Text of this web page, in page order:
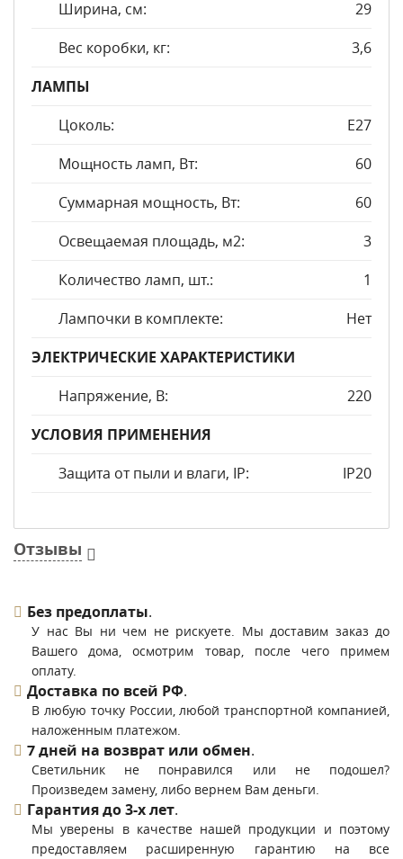
Ширина, см:
29
Вес коробки, кг:
3,6
ЛАМПЫ
Цоколь:
E27
Мощность ламп, Вт:
60
Суммарная мощность, Вт:
60
Освещаемая площадь, м2:
3
Количество ламп, шт.:
1
Лампочки в комплекте:
Нет
ЭЛЕКТРИЧЕСКИЕ ХАРАКТЕРИСТИКИ
Напряжение, В:
220
УСЛОВИЯ ПРИМЕНЕНИЯ
Защита от пыли и влаги, IP:
IP20
Отзывы
Без предоплаты.
У нас Вы ни чем не рискуете. Мы доставим заказ до
Вашего дома, осмотрим товар, после чего примем
оплату.
Доставка по всей РФ.
В любую точку России, любой транспортной компанией,
наложенным платежом.
7 дней на возврат или обмен.
Светильник не понравился или не подошел?
Произведем замену, либо вернем Вам деньги.
Гарантия до 3-х лет.
Мы уверены в качестве нашей продукции и поэтому
предоставляем расширенную гарантию на все